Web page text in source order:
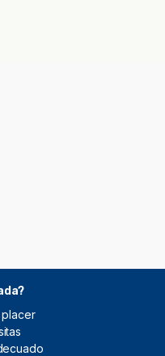
placer